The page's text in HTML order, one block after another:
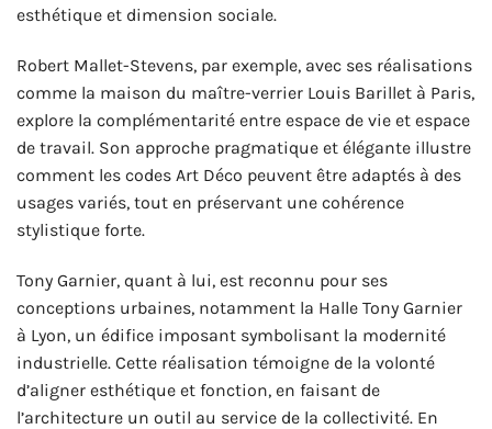
esthétique et dimension sociale.
Robert Mallet-Stevens, par exemple, avec ses réalisations
comme la maison du maître-verrier Louis Barillet à Paris,
explore la complémentarité entre espace de vie et espace
de travail. Son approche pragmatique et élégante illustre
comment les codes Art Déco peuvent être adaptés à des
usages variés, tout en préservant une cohérence
stylistique forte.
Tony Garnier, quant à lui, est reconnu pour ses
conceptions urbaines, notamment la Halle Tony Garnier
à Lyon, un édifice imposant symbolisant la modernité
industrielle. Cette réalisation témoigne de la volonté
d’aligner esthétique et fonction, en faisant de
l’architecture un outil au service de la collectivité. En